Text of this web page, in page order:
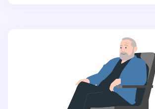
en cuenta tanto los aspectos